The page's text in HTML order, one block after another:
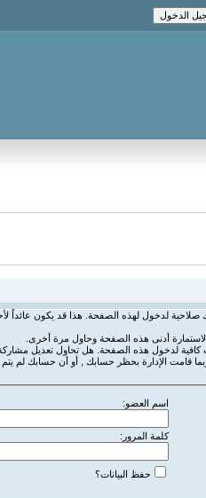
صلاحية لدخول لهذه الصفحة. هذا قد يكون عائداً
أدنى هذه الصفحة وحاول مرة أخرى.
كافية لدخول هذه الصفحة. هل تحاول تعديل
قامت الإدارة بحظر حسابك , أو أن حسابك لم يتم
اسم العضو:
كلمة المرور:
حفظ البيانات؟